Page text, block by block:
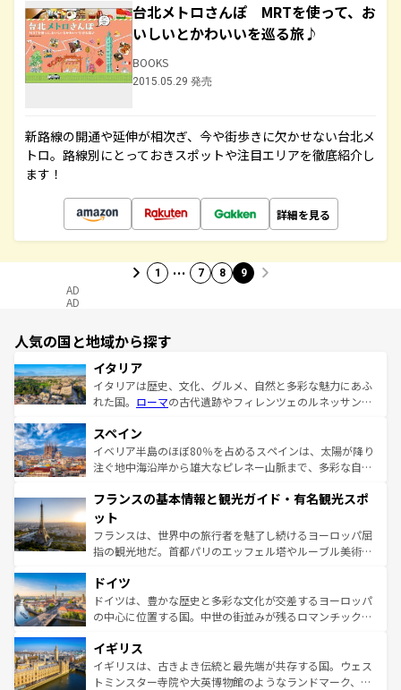
台北メトロさんぽ MRTを使って、お
いしいとかわいいを巡る旅♪
BOOKS
2015.05.29 発売
新路線の開通や延伸が相次ぎ、今や街歩きに欠かせない台北メ
トロ。路線別にとっておきスポットや注目エリアを徹底紹介し
ます！
詳細を見る
1 … 7 8 9
AD
AD
人気の国と地域から探す
イタリア
イタリアは歴史、文化、グルメ、自然と多彩な魅力にあふ
れた国。 ローマの古代遺跡やフィレンツェのルネッサンス
ろん、トスカーナの美しい田園風景やアマルフィ海岸の絶
景など、自然景観も見逃せない。観光の合間には、本場の
ピザやパスタなど、絶品のイタリア料理を堪能することも
ませてくれるイタリアで、忘れられない旅をしてみよう！
なお、新着のイタリア情報は
しい。
スペイン
イベリア半島のほぼ80％を占めるスペインは、太陽が降り
注ぐ地中海沿岸から雄大なピレネー山脈まで、多彩な自然
文化が根付くこの国では、情熱的なフラメンコ、熱気あふ
れる闘牛、そして美味しいタパスが生活の一部となってい
る。首都マドリードの洗練された雰囲気や、バルセロナの
アートに溢れた街角から、地方では古代ローマ遺跡や中世
せる。地方によって風土や気候が異なるスペインはその個
性で訪れる人を魅了する。 なお、新着のスペイン情報は コ
ンテンツ一覧を参照してほしい。
フランスの基本情報と観光ガイド・有名観光スポ
ット
フランスは、世界中の旅行者を魅了し続けるヨーロッパ屈
指の観光地だ。首都パリのエッフェル塔やルーブル美術館
で、幅広い魅力が詰まっている。華麗な宮殿、歴史的な大
聖堂、美しいビーチ、そして豊かな自然が、訪れる者を心
から魅了する。また、フランスは美食の国としても知ら
いる。シャンパンの発祥地であるランス、プロヴァンスの
香り高いラベンダー畑など、多彩な楽しみ方が可能だ。さ
らに、パリ以外の地域にも魅力が溢れており、どの街角に
ドイツ
ドイツは、豊かな歴史と多彩な文化が交差するヨーロッパ
の中心に位置する国。中世の街並みが残るロマンチック街
顔を持つこの国は、どこを歩いても飽きることがない。ベ
ルリンの文化的活気、バイエルン州のアルプスの絶景、そ
してライン川沿いのワイン畑といった風景は必見。ビール
イギリス
イギリスは、古きよき伝統と最先端が共存する国。ウェス
トミンスター寺院や大英博物館のようなランドマーク、歴